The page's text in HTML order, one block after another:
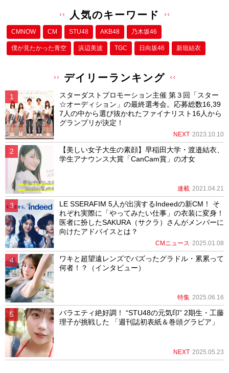
人気のキーワード
CMNOW CM STU48 AKB48 乃木坂46
僕が⾒たかった⻘空 浜辺美波 TGC 日向坂46 新垣結衣
デイリーランキング
スターダストプロモーション主催 第３回「スター
☆オーディション」の最終選考会。応募総数16,39
7人の中から選び抜かれたファイナリスト16人から
グランプリが決定！
NEXT 2023.10.10
【美しい女子大生の素顔】早稲田大学・渡邉結衣、
学生アナウンス大賞「CanCam賞」の才女
連載 2021.04.21
LE SSERAFIM 5人が出演するIndeedの新CM！ そ
れぞれ実際に「やってみたい仕事」の衣装に変身！
医者に扮したSAKURA（サクラ）さんがメンバーに
向けたアドバイスとは？
CMニュース 2025.01.08
ワキと超望遠レンズでバズったグラドル・累累って
何者！？（インタビュー）
特集 2025.06.16
バラエティ絶好調！ “STU48の元気印” 2期生・工藤
理子が挑戦した 「週刊誌初表紙＆巻頭グラビア」
NEXT 2025.05.23